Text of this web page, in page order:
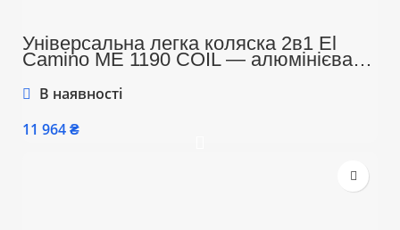
Універсальна легка коляска 2в1 El
Camino ME 1190 COIL — алюмінієва
книжкою, комплект аксесуарів, синій
В наявності
₴